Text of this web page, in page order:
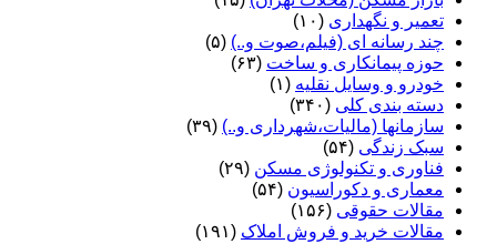
تعمیر و نگهداری (۱۰)
چند رسانه ای (فیلم،صوت و..) (۵)
حوزه پیمانکاری و ساخت (۶۳)
خودرو و وسایل نقلیه (۱)
دسته بندی کلی (۳۴۰)
سازمانها (مالیات،شهرداری و..) (۳۹)
سبک زندگی (۵۴)
فناوری و تکنولوژی مسکن (۲۹)
معماری و دکوراسیون (۵۴)
مقالات حقوقی (۱۵۶)
مقالات خرید و فروش املاک (۱۹۱)